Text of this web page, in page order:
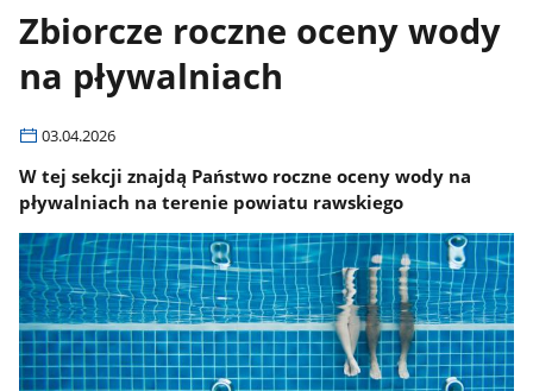
Zbiorcze roczne oceny wody
na pływalniach
03.04.2026
W tej sekcji znajdą Państwo roczne oceny wody na
pływalniach na terenie powiatu rawskiego